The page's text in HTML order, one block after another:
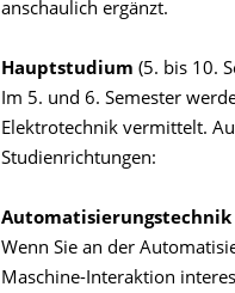
anschaulich ergänzt.
Hauptstudium (5. bis 10.
Im 5. und 6. Semester
Elektrotechnik vermittelt.
Studienrichtungen:
Automatisierungstechnik
Wenn Sie an der
Maschine-Interaktion